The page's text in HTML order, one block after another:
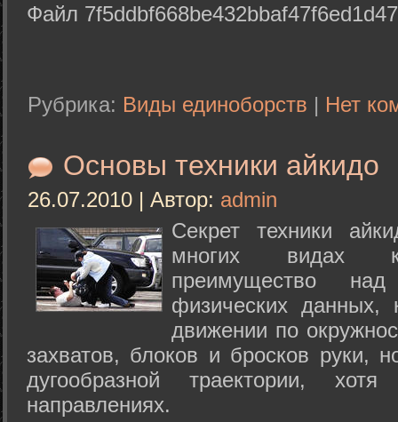
Файл
Рубрика: Виды единоборств | Нет
Основы техники айкидо
26.07.2010 | Автор: admin
Секрет техники
многих видах
преимущество
физических данных,
движении по
захватов, блоков и бросков руки,
дугообразной траектории,
направлениях.